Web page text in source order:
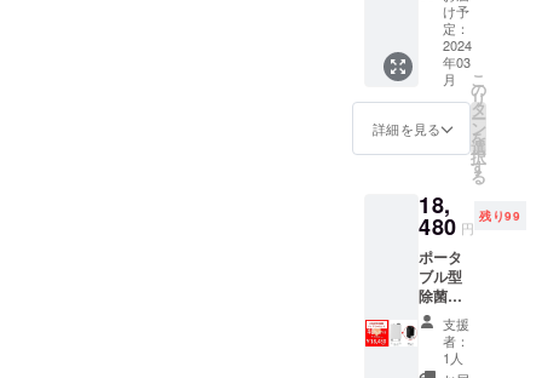
い上げ
日から1
年間で
す。 ■
修理を
依頼さ
れると
修理 保
証書の
容によ
り、保
証書の
規定に
従っ
て、当
（長さ:
1.8m）
、フロ
ントパ
ネル×１
個​（本
ド×１個​
（本体
済）​、
吊り下
げフッ
ク×１個​
・取扱
説明書
ク】 ・
本体：
光触媒
搭載
ポータ
ブル型
除菌脱
臭機 ・
性炭光
触媒
フィル
ター×１
個（本
体装着
済）​、
ACアダ
プター×
け予
定：
2024
年03
月
詳細を見る
こ
の
リ
タ
ー
ン
を
選
択
す
る
18,
480 円
残り99
ポータ
ブル型
除菌脱
臭機
【カ
ラー：
ホワイ
支援
者：
1人